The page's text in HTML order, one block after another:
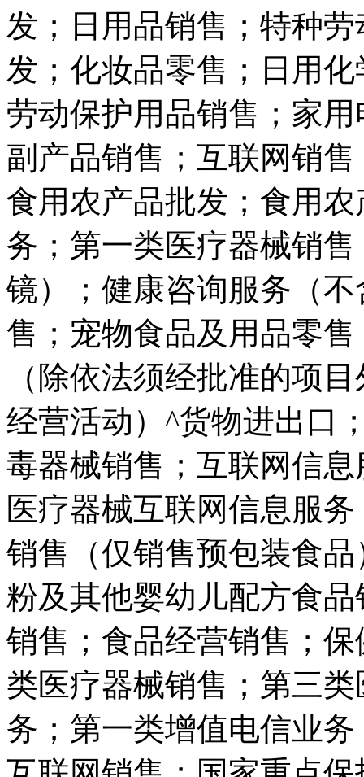
发；日用品销售；特种
发；化妆品零售；日用
劳动保护用品销售；家
副产品销售；互联网销
食用农产品批发；食用
务；第一类医疗器械销
镜）；健康咨询服务（
售；宠物食品及用品零
（除依法须经批准的项
经营活动）^货物进出口
毒器械销售；互联网信
医疗器械互联网信息服
销售（仅销售预包装食
粉及其他婴幼儿配方食
销售；食品经营销售；
类医疗器械销售；第三
务；第一类增值电信业